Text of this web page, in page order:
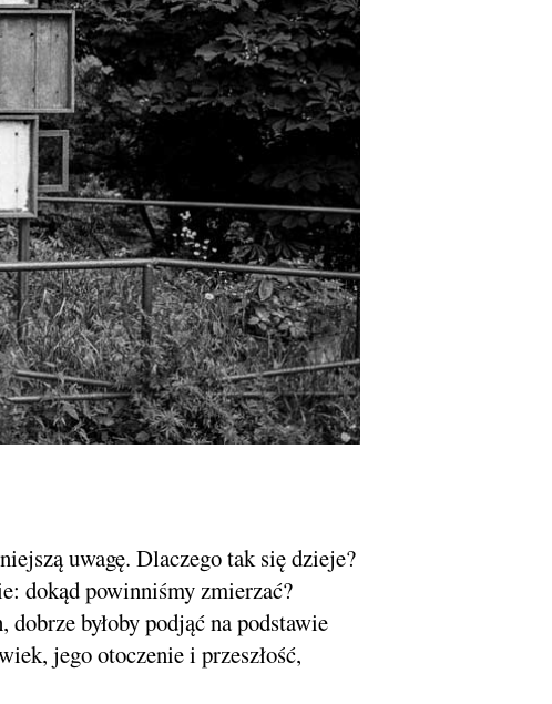
uwagę. Dlaczego tak się dzieje?
dokąd powinniśmy zmierzać?
byłoby podjąć na podstawie
jego otoczenie i przeszłość,